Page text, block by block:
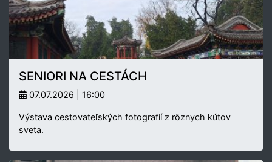
SENIORI NA CESTÁCH
07.07.2026 | 16:00
Výstava cestovateľských fotografií z rôznych kútov
sveta.